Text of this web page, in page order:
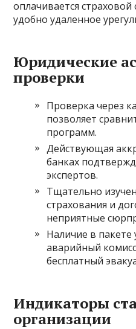
оплачивается страховой
удобно удаленное
Юридические
проверки
Проверка через
позволяет
программ.
Действующая
банках
экспертов.
Тщательно
страхования и
неприятные
Наличие в пакете
аварийный
бесплатный
Индикаторы
организации